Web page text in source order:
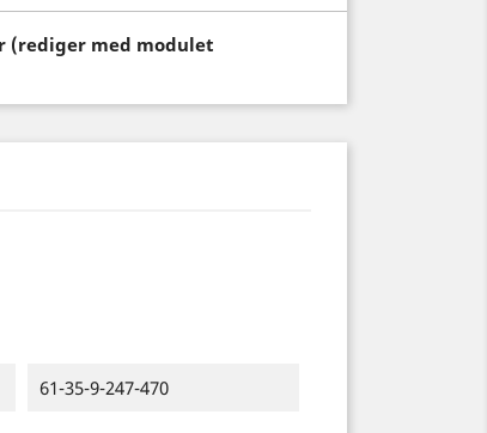
(rediger med modulet
61-35-9-247-470